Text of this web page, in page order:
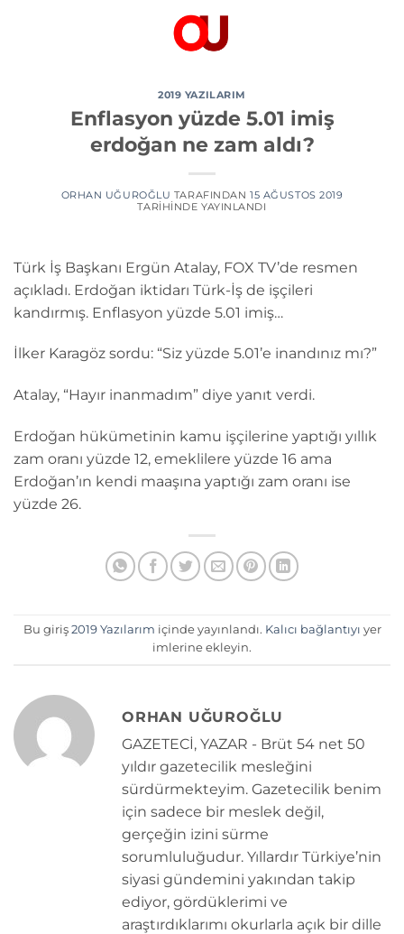
2019 YAZILARIM
Enflasyon yüzde 5.01 imiş
erdoğan ne zam aldı?
ORHAN UĞUROĞLU TARAFINDAN 15 AĞUSTOS 2019
TARIHINDE YAYINLANDI
Türk İş Başkanı Ergün Atalay, FOX TV’de resmen
açıkladı. Erdoğan iktidarı Türk-İş de işçileri
kandırmış. Enflasyon yüzde 5.01 imiş…
İlker Karagöz sordu: “Siz yüzde 5.01’e inandınız mı?”
Atalay, “Hayır inanmadım” diye yanıt verdi.
Erdoğan hükümetinin kamu işçilerine yaptığı yıllık
zam oranı yüzde 12, emeklilere yüzde 16 ama
Erdoğan’ın kendi maaşına yaptığı zam oranı ise
yüzde 26.
Bu giriş 2019 Yazılarım içinde yayınlandı. Kalıcı bağlantıyı yer
imlerine ekleyin.
ORHAN UĞUROĞLU
GAZETECİ, YAZAR - Brüt 54 net 50
yıldır gazetecilik mesleğini
sürdürmekteyim. Gazetecilik benim
için sadece bir meslek değil,
gerçeğin izini sürme
sorumluluğudur. Yıllardır Türkiye’nin
siyasi gündemini yakından takip
ediyor, gördüklerimi ve
araştırdıklarımı okurlarla açık bir dille